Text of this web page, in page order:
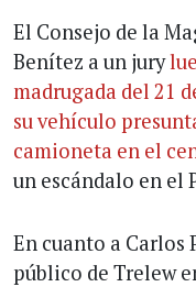
El Consejo de la
Benítez a un jury
madrugada del 21
su vehículo
camioneta en el
un escándalo en el
En cuanto a Carlos
público de Trelew